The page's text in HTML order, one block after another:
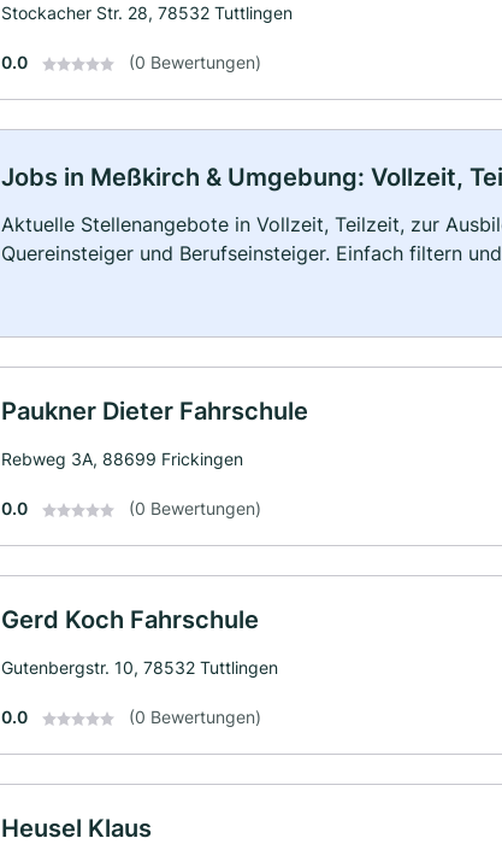
Stockacher Str. 28, 78532 Tuttlingen
0.0 (0 Bewertungen)
Jobs in Meßkirch & Umgebung: Vollzeit,
Aktuelle Stellenangebote in Vollzeit, Teilzeit, zur
Quereinsteiger und Berufseinsteiger. Einfach filtern
Paukner Dieter Fahrschule
Rebweg 3A, 88699 Frickingen
0.0 (0 Bewertungen)
Gerd Koch Fahrschule
Gutenbergstr. 10, 78532 Tuttlingen
0.0 (0 Bewertungen)
Heusel Klaus